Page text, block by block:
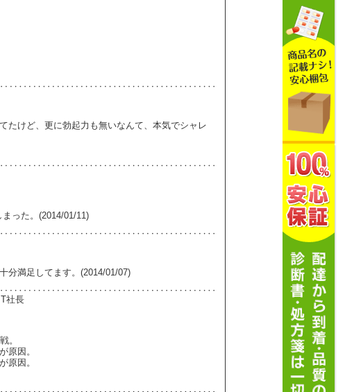
たけど、更に勃起力も無いなんて、本気でシャレ
った。(2014/01/11)
分満足してます。(2014/01/07)
社長
。
原因。
原因。